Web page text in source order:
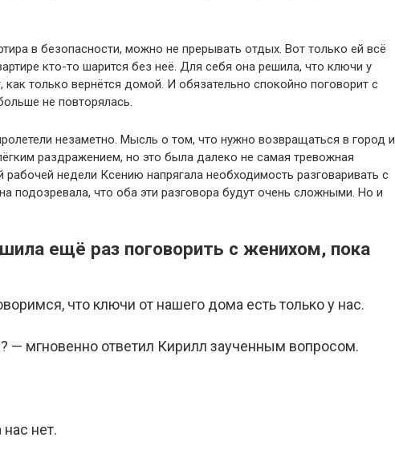
в безопасности, можно не прерывать отдых. Вот только ей всё
кто-то шарится без неё. Для себя она решила, что ключи у
только вернётся домой. И обязательно спокойно поговорит с
не повторялась.
незаметно. Мысль о том, что нужно возвращаться в город и
раздражением, но это была далеко не самая тревожная
недели Ксению напрягала необходимость разговаривать с
подозревала, что оба эти разговора будут очень сложными. Но и
ещё раз поговорить с женихом, пока
что ключи от нашего дома есть только у нас.
— мгновенно ответил Кирилл заученным вопросом.
нет.